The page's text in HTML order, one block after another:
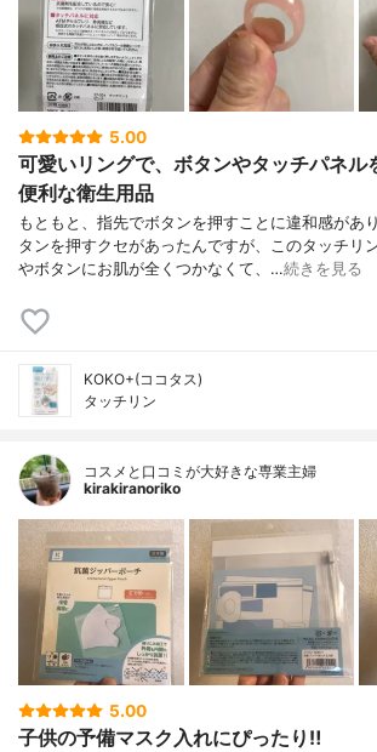
5.00
可愛いリングで、ボタンやタッチパネル
便利な衛生用品
もともと、指先でボタンを押すことに違和感があ
タンを押すクセがあったんですが、このタッチリ
やボタンにお肌が全くつかなくて、…続きを見る
KOKO+(ココタス)
タッチリン
コスメと口コミが大好きな専業主婦
kirakiranoriko
5.00
子供の予備マスク入れにぴったり‼